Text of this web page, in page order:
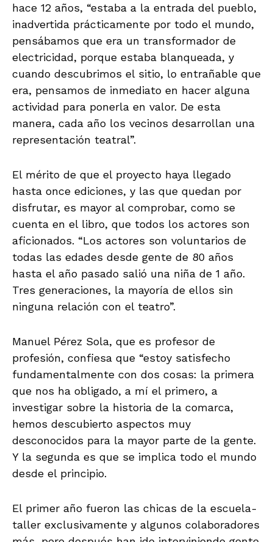
hace 12 años, “estaba a la entrada del pueblo,
inadvertida prácticamente por todo el mundo,
pensábamos que era un transformador de
electricidad, porque estaba blanqueada, y
cuando descubrimos el sitio, lo entrañable que
era, pensamos de inmediato en hacer alguna
actividad para ponerla en valor. De esta
manera, cada año los vecinos desarrollan una
representación teatral”.
El mérito de que el proyecto haya llegado
hasta once ediciones, y las que quedan por
disfrutar, es mayor al comprobar, como se
cuenta en el libro, que todos los actores son
aficionados. “Los actores son voluntarios de
todas las edades desde gente de 80 años
hasta el año pasado salió una niña de 1 año.
Tres generaciones, la mayoría de ellos sin
ninguna relación con el teatro”.
Manuel Pérez Sola, que es profesor de
profesión, confiesa que “estoy satisfecho
fundamentalmente con dos cosas: la primera
que nos ha obligado, a mí el primero, a
investigar sobre la historia de la comarca,
hemos descubierto aspectos muy
desconocidos para la mayor parte de la gente.
Y la segunda es que se implica todo el mundo
desde el principio.
El primer año fueron las chicas de la escuela-
taller exclusivamente y algunos colaboradores